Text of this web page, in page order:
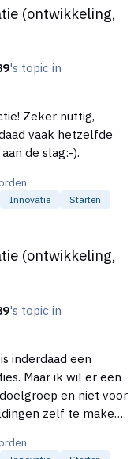
(ontwikkeling,
's topic in
vaak hetzelfde
de slag:-).
Innovatie Starten
(ontwikkeling,
's topic in
inderdaad een
Maar ik wil er een
en niet voor
zelf te maken
).